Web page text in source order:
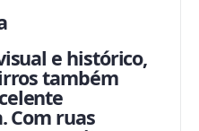
e histórico,
também
Com ruas